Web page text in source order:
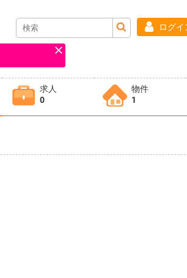
ログイ
求人
0
物件
1